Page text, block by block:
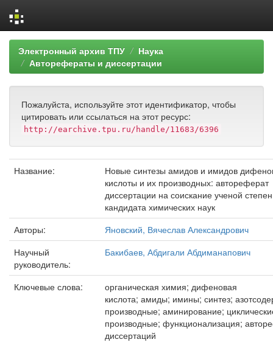
Skip
navigation
Электронный архив ТПУ
Наука
Авторефераты и диссертации
Пожалуйста, используйте этот идентификатор, чтобы
цитировать или ссылаться на этот ресурс:
http://earchive.tpu.ru/handle/11683/6396
Название:
Новые синтезы амидов и имидов
кислоты и их производных: автореферат
диссертации на соискание ученой
кандидата химических наук
Авторы:
Яновский, Вячеслав Александрович
Научный
руководитель:
Бакибаев, Абдигали Абдиманапович
Ключевые слова:
органическая химия; дифеновая
кислота; амиды; имины; синтез;
производные; аминирование;
производные; функционализация;
диссертаций